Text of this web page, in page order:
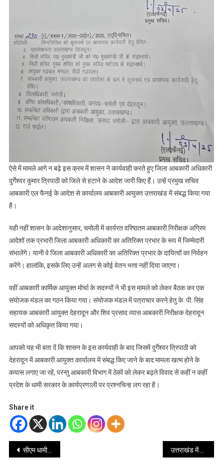
ऐसे में मामले आगे न बढ़े इस क्रम में शासन ने कार्यवाही करते हुए जिला आबकारी अधिकारी
दुर्गेश्वर कुमार त्रिपाठी को जिले से हटाने के आदेश जारी किए हैं। उन्हें प्रमुख सचिव
आबकारी एल फैनई के आदेश से कार्यालय आबकारी आयुक्त उत्तराखंड में संबद्ध किया गया
है।
यही नहीं शासन के आदेशानुसार, चमोली में कार्यरत वरिष्ठतम आबकारी निरीक्षक अग्रिम
आदेशों तक प्रभारी जिला आबकारी अधिकारी का अतिरिक्त प्रभार के रूप में जिम्मेदारी
संभालेंगे। यानी वे जिला आबकारी अधिकारी का अतिरिक्त प्रभार के दायित्वों का निर्वहन
करेंगे। हालांकि, इसके लिए उन्हें अलग से कोई वेतन भत्ता नहीं दिया जाएगा।
वहीं आबकारी कार्मिक आयुक्त मोर्चा के सदस्यों ने भी इस मामले को लेकर बैठक कर एक
संयोजक मंडल का गठन किया गया। संयोजक मंडल में पत्राचार करने हेतु के. पी. सिंह
सहायक आबकारी आयुक्त देहरादून और शिव प्रसाद व्यास आबकारी निरीक्षक देहरादून
सदस्यों को अधिकृत किया गया।
आपको यह भी बता दें कि शासन के इस कार्यवाही के बाद जिसमें दुर्गेश्वर त्रिपाठी को
देहरादून में आबकारी आयुक्त कार्यालय में संबद्ध किए जाने के बाद मामला खत्म होने के
कयास लगाए जा रहें, परन्तु आबकारी विभाग में ठेकों को लेकर बढ़ते विवाद से कहीं न कहीं
प्रदेश के धामी सरकार के कार्यप्रणाली पर प्रश्नचिन्ह लग रहा है।
Share it
Post
सीएम धामी के सख्त निर्देश: समय-समय पर पेयजल की गुणवत्ता की हो जांच उत्तराखंड में नकली दावा माफियाओं पर कसेगा शिकंजा, 18 नए नए औषधि निरीक्षकों की हुई नियुक्ति